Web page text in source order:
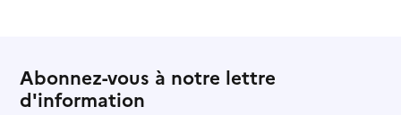
Abonnez-vous à notre lettre
d'information